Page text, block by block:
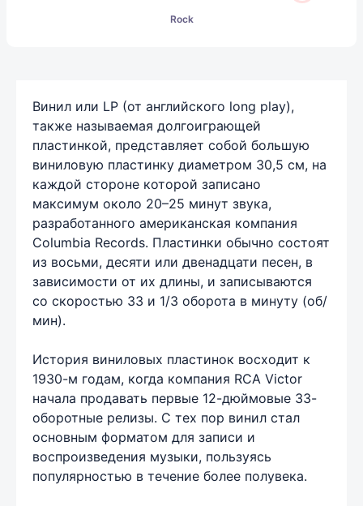
Rock
Винил или LP (от английского long play),
также называемая долгоиграющей
пластинкой, представляет собой большую
виниловую пластинку диаметром 30,5 см, на
каждой стороне которой записано
максимум около 20–25 минут звука,
разработанного американская компания
Columbia Records. Пластинки обычно состоят
из восьми, десяти или двенадцати песен, в
зависимости от их длины, и записываются
со скоростью 33 и 1/3 оборота в минуту (об/
мин).
История виниловых пластинок восходит к
1930-м годам, когда компания RCA Victor
начала продавать первые 12-дюймовые 33-
оборотные релизы. С тех пор винил стал
основным форматом для записи и
воспроизведения музыки, пользуясь
популярностью в течение более полувека.